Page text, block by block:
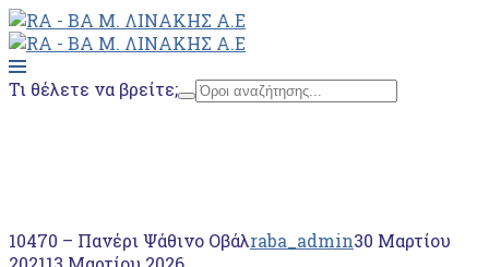
Τι θέλετε να βρείτε;
10470 – Πανέρι Ψάθινο Οβάλraba_admin30 Μαρτίου